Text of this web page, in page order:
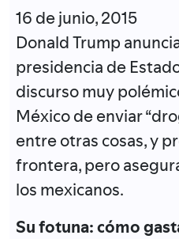
16 de junio, 2015
Donald Trump
presidencia de
discurso muy
México de enviar
entre otras cosas, y
frontera, pero
los mexicanos.
Su fotuna: cómo